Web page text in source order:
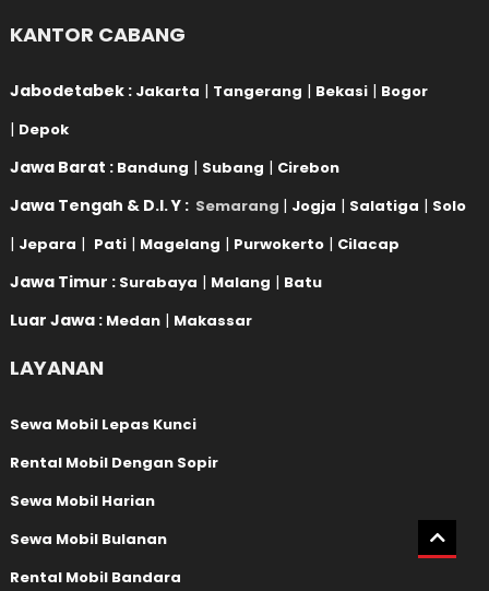
KANTOR CABANG
Jabodetabek : Jakarta | Tangerang | Bekasi | Bogor
| Depok
Jawa Barat : Bandung | Subang | Cirebon
Jawa Tengah & D.I. Y : Semarang | Jogja | Salatiga | Solo
| Jepara | Pati | Magelang | Purwokerto | Cilacap
Jawa Timur : Surabaya | Malang | Batu
Luar Jawa : Medan | Makassar
LAYANAN
Sewa Mobil Lepas Kunci
Rental Mobil Dengan Sopir
Sewa Mobil Harian
Sewa Mobil Bulanan
Rental Mobil Bandara